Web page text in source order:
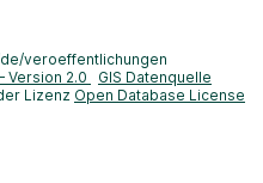
veroeffentlichungen
Version 2.0
GIS Datenquelle
Lizenz Open Database License